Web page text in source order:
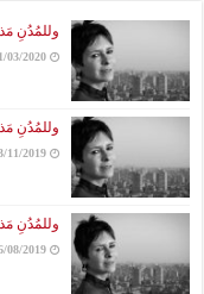
وللمُدُنِ
03/2020
وللمُدُنِ
11/2019
وللمُدُنِ
08/2019